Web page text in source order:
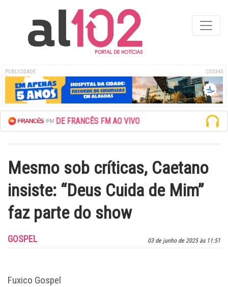
PUBLICIDADE COD345
ESCUTE A REDE FRANCÊS FM AO VIVO
Mesmo sob críticas, Caetano
insiste: “Deus Cuida de Mim”
faz parte do show
03 de junho de 2025 às 11:51
GOSPEL
Fuxico Gospel